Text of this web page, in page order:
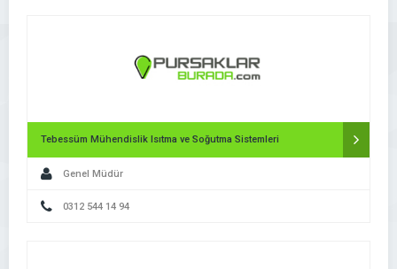
Tebessüm Mühendislik Isıtma ve Soğutma Sistemleri
Genel Müdür
0312 544 14 94